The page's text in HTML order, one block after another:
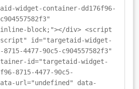
widget-container-dd176f96-
block;"></div> <script
id="targetaid-widget-
4477-90c5-c904557582f3"
id="targetaid-widget-
8715-4477-90c5-
url="undefined" data-